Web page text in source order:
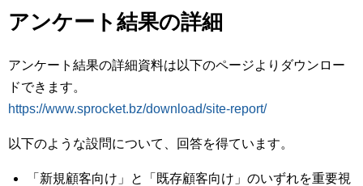
アンケート結果の詳細
アンケート結果の詳細資料は以下のページよりダウンロー
ドできます。
https://www.sprocket.bz/download/site-report/
以下のような設問について、回答を得ています。
「新規顧客向け」と「既存顧客向け」のいずれを重要視